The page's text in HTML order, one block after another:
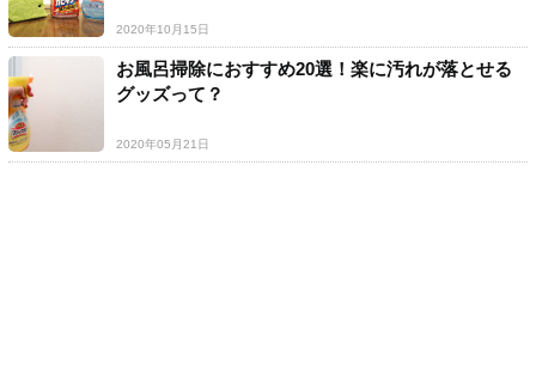
2020年10月15日
お風呂掃除におすすめ20選！楽に汚れが落とせる
グッズって？
2020年05月21日